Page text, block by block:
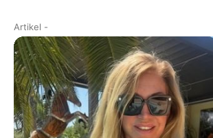
Artikel -